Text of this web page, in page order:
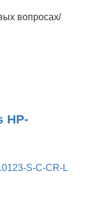
вопросах/
HP-